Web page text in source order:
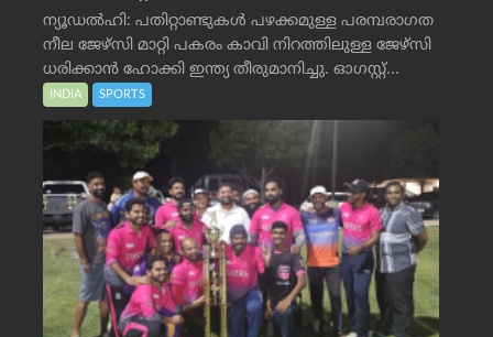
ന്യൂഡൽഹി: പതിറ്റാണ്ടുകൾ പഴക്കമുള്ള പരമ്പരാഗത
നീല ജേഴ്‌സി മാറ്റി പകരം കാവി നിറത്തിലുള്ള ജേഴ്‌സി
ധരിക്കാൻ ഹോക്കി ഇന്ത്യ തീരുമാനിച്ചു. ഓഗസ്റ്റ്...
INDIA SPORTS